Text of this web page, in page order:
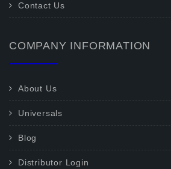
Contact Us
COMPANY INFORMATION
About Us
Universals
Blog
Distributor Login